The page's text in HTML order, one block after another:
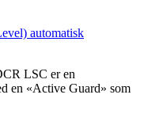
LSC er en
en «Active Guard» som